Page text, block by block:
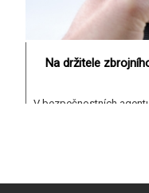
Na držitele
V bezpečnostních